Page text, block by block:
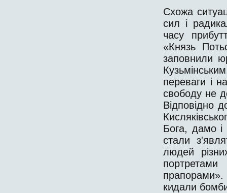
Схожа
сил і
часу
«Князь
заповнили
переваги і
свободу не
Відповідно
Бога, дамо
стали
людей
прапорами».
кидали